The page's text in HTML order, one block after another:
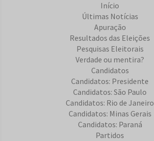
Início
Últimas Notícias
Apuração
Resultados das Eleições
Pesquisas Eleitorais
Verdade ou mentira?
Candidatos
Candidatos: Presidente
Candidatos: São Paulo
Candidatos: Rio de Janeiro
Candidatos: Minas Gerais
Candidatos: Paraná
Partidos